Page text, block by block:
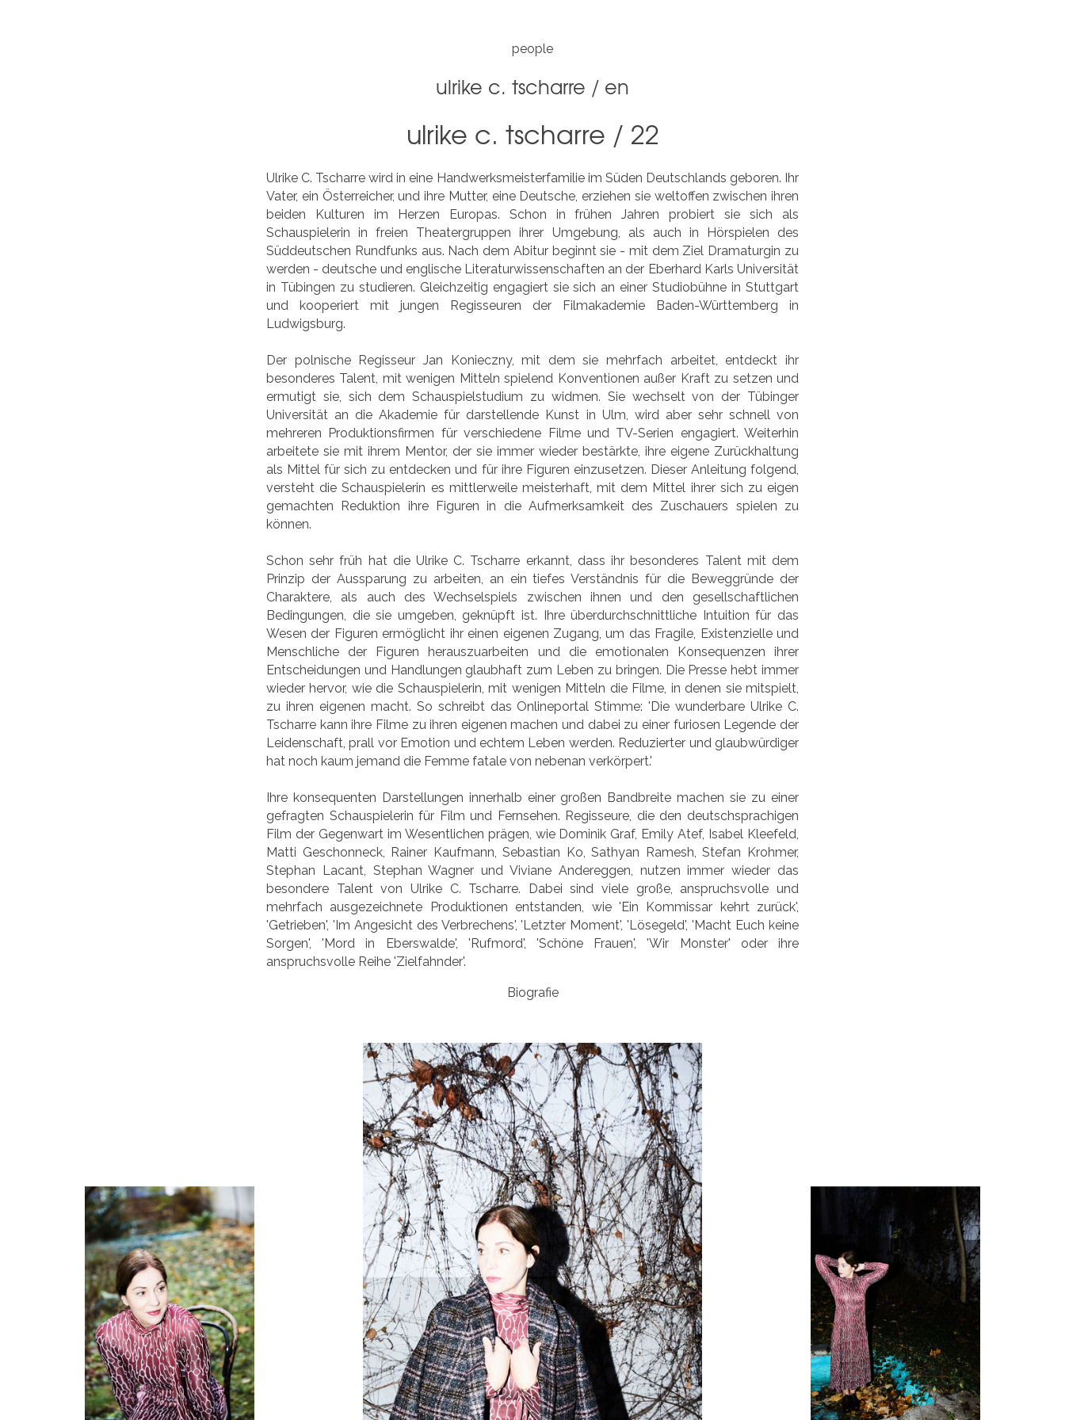
people
ulrike c. tscharre / en
ulrike c. tscharre / 22
Ulrike C. Tscharre wird in eine Handwerksmeisterfamilie im Süden Deutschlands geboren. Ihr
Vater, ein Österreicher, und ihre Mutter, eine Deutsche, erziehen sie weltoffen zwischen ihren
beiden Kulturen im Herzen Europas. Schon in frühen Jahren probiert sie sich als
Schauspielerin in freien Theatergruppen ihrer Umgebung, als auch in Hörspielen des
Süddeutschen Rundfunks aus. Nach dem Abitur beginnt sie - mit dem Ziel Dramaturgin zu
werden - deutsche und englische Literaturwissenschaften an der Eberhard Karls Universität
in Tübingen zu studieren. Gleichzeitig engagiert sie sich an einer Studiobühne in Stuttgart
und kooperiert mit jungen Regisseuren der Filmakademie Baden-Württemberg in
Ludwigsburg.
Der polnische Regisseur Jan Konieczny, mit dem sie mehrfach arbeitet, entdeckt ihr
besonderes Talent, mit wenigen Mitteln spielend Konventionen außer Kraft zu setzen und
ermutigt sie, sich dem Schauspielstudium zu widmen. Sie wechselt von der Tübinger
Universität an die Akademie für darstellende Kunst in Ulm, wird aber sehr schnell von
mehreren Produktionsfirmen für verschiedene Filme und TV-Serien engagiert. Weiterhin
arbeitete sie mit ihrem Mentor, der sie immer wieder bestärkte, ihre eigene Zurückhaltung
als Mittel für sich zu entdecken und für ihre Figuren einzusetzen. Dieser Anleitung folgend,
versteht die Schauspielerin es mittlerweile meisterhaft, mit dem Mittel ihrer sich zu eigen
gemachten Reduktion ihre Figuren in die Aufmerksamkeit des Zuschauers spielen zu
können.
Schon sehr früh hat die Ulrike C. Tscharre erkannt, dass ihr besonderes Talent mit dem
Prinzip der Aussparung zu arbeiten, an ein tiefes Verständnis für die Beweggründe der
Charaktere, als auch des Wechselspiels zwischen ihnen und den gesellschaftlichen
Bedingungen, die sie umgeben, geknüpft ist. Ihre überdurchschnittliche Intuition für das
Wesen der Figuren ermöglicht ihr einen eigenen Zugang, um das Fragile, Existenzielle und
Menschliche der Figuren herauszuarbeiten und die emotionalen Konsequenzen ihrer
Entscheidungen und Handlungen glaubhaft zum Leben zu bringen. Die Presse hebt immer
wieder hervor, wie die Schauspielerin, mit wenigen Mitteln die Filme, in denen sie mitspielt,
zu ihren eigenen macht. So schreibt das Onlineportal Stimme: 'Die wunderbare Ulrike C.
Tscharre kann ihre Filme zu ihren eigenen machen und dabei zu einer furiosen Legende der
Leidenschaft, prall vor Emotion und echtem Leben werden. Reduzierter und glaubwürdiger
hat noch kaum jemand die Femme fatale von nebenan verkörpert.'
Ihre konsequenten Darstellungen innerhalb einer großen Bandbreite machen sie zu einer
gefragten Schauspielerin für Film und Fernsehen. Regisseure, die den deutschsprachigen
Film der Gegenwart im Wesentlichen prägen, wie Dominik Graf, Emily Atef, Isabel Kleefeld,
Matti Geschonneck, Rainer Kaufmann, Sebastian Ko, Sathyan Ramesh, Stefan Krohmer,
Stephan Lacant, Stephan Wagner und Viviane Andereggen, nutzen immer wieder das
besondere Talent von Ulrike C. Tscharre. Dabei sind viele große, anspruchsvolle und
mehrfach ausgezeichnete Produktionen entstanden, wie 'Ein Kommissar kehrt zurück',
'Getrieben', 'Im Angesicht des Verbrechens', 'Letzter Moment', 'Lösegeld', 'Macht Euch keine
Sorgen', 'Mord in Eberswalde', 'Rufmord', 'Schöne Frauen', 'Wir Monster' oder ihre
anspruchsvolle Reihe 'Zielfahnder'.
Biografie